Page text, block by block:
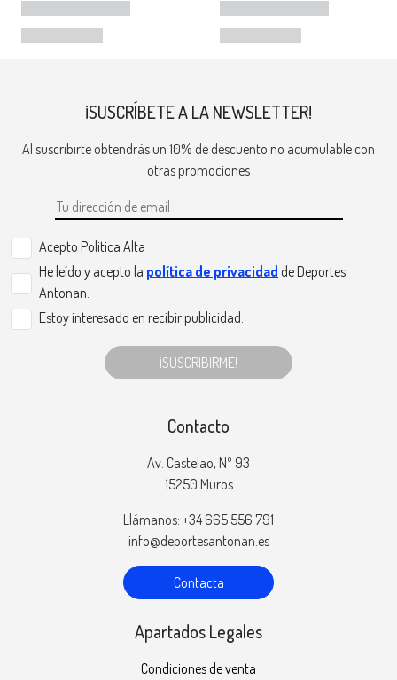
¡SUSCRÍBETE A LA NEWSLETTER!
Al suscribirte obtendrás un 10% de descuento no acumulable con
otras promociones
Acepto Politica Alta
He leído y acepto la política de privacidad de Deportes
Antonan.
Estoy interesado en recibir publicidad.
¡SUSCRIBIRME!
Contacto
Av. Castelao, Nº 93
15250 Muros
Llámanos: +34 665 556 791
info@deportesantonan.es
Contacta
Apartados Legales
Condiciones de venta